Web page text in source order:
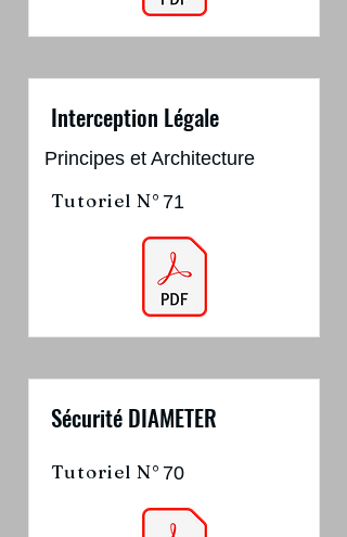
Interception Légale
Principes et Architecture
Tutoriel N° 71
Sécurité DIAMETER
Tutoriel N° 70